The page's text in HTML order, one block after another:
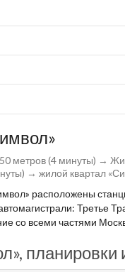
метров (4 минуты) →
→ жилой квартал
расположены
Третье
со всеми частями
планировки